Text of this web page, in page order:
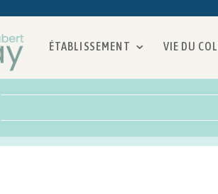
ÉTABLISSEMENT VIE DU